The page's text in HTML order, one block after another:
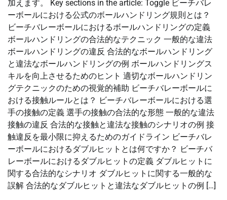
加えます。 Key sections in the article: Toggle ビーチバレ
ーボールにおける公式のボールハンドリング規則とは？
ビーチバレーボールにおけるボールハンドリングの定義
ボールハンドリングの合法的なテクニック 一般的な違法
ボールハンドリングの違反 合法的なボールハンドリング
と違法なボールハンドリングの例 ボールハンドリングス
キルを向上させるためのヒント 適切なボールハンドリン
グテクニックのための視覚的補助 ビーチバレーボールに
おける接触ルールとは？ ビーチバレーボールにおける選
手の接触の定義 選手の接触の合法的な形態 一般的な違法
接触の違反 合法的な接触と違法な接触のシナリオの例 接
触違反を最小限に抑えるためのガイドライン ビーチバレ
ーボールにおけるダブルヒットとは何ですか？ ビーチバ
レーボールにおけるダブルヒットの定義 ダブルヒットに
関する合法的なシナリオ ダブルヒットに関する一般的な
誤解 合法的なダブルヒットと違法なダブルヒットの例 […]